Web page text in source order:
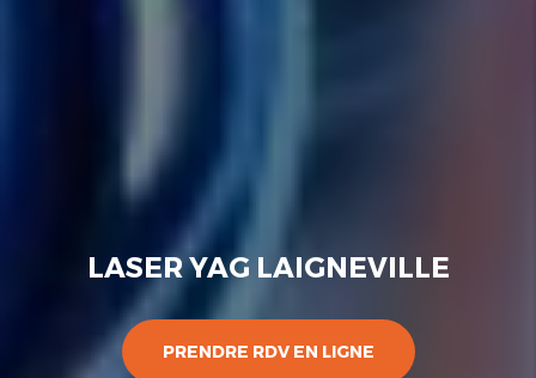
LASER YAG LAIGNEVILLE
PRENDRE RDV EN LIGNE